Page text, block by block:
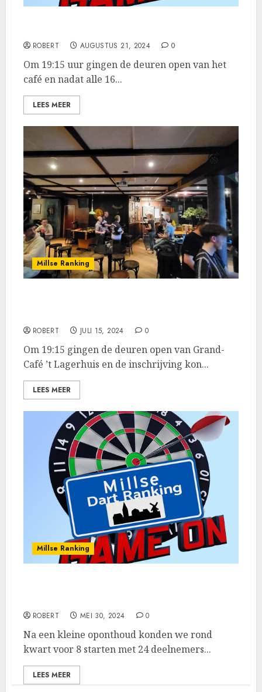
ROBERT AUGUSTUS 21, 2024 0
Om 19:15 uur gingen de deuren open van het
café en nadat alle 16...
LEES MEER
Millse Ranking
ROBERT JULI 15, 2024 0
Om 19:15 gingen de deuren open van Grand-
Café ’t Lagerhuis en de inschrijving kon...
LEES MEER
Millse Ranking
ROBERT MEI 30, 2024 0
Na een kleine oponthoud konden we rond
kwart voor 8 starten met 24 deelnemers...
LEES MEER